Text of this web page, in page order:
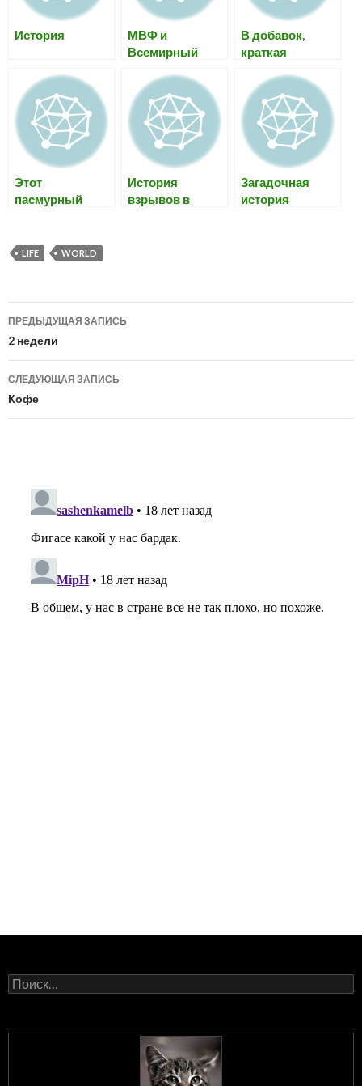
История
МВФ и
Всемирный
фальши
В добавок,
краткая
Этот
пасмурный
История
взрывов в
Загадочная
история
LIFE WORLD
Навигация
по
записям
ПРЕДЫДУЩАЯ ЗАПИСЬ
2 недели
СЛЕДУЮЩАЯ ЗАПИСЬ
Кофе
Найти: